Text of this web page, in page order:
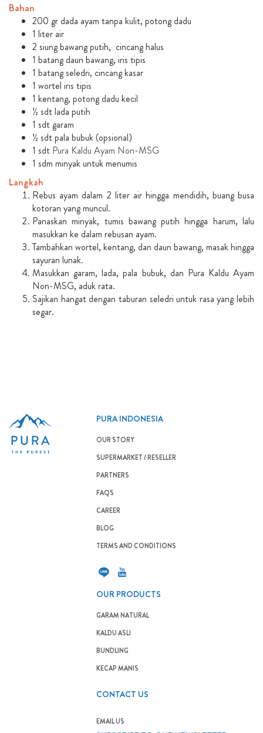
Bahan
200 gr dada ayam tanpa kulit, potong dadu
1 liter air
2 siung bawang putih, cincang halus
1 batang daun bawang, iris tipis
1 batang seledri, cincang kasar
1 wortel iris tipis
1 kentang, potong dadu kecil
½ sdt lada putih
1 sdt garam
½ sdt pala bubuk (opsional)
1 sdt Pura Kaldu Ayam Non-MSG
1 sdm minyak untuk menumis
Langkah
Rebus ayam dalam 2 liter air hingga mendidih, buang busa
kotoran yang muncul.
Panaskan minyak, tumis bawang putih hingga harum, lalu
masukkan ke dalam rebusan ayam.
Tambahkan wortel, kentang, dan daun bawang, masak hingga
sayuran lunak.
Masukkan garam, lada, pala bubuk, dan Pura Kaldu Ayam
Non-MSG, aduk rata.
Sajikan hangat dengan taburan seledri untuk rasa yang lebih
segar.
PURA INDONESIA
OUR STORY
SUPERMARKET / RESELLER
PARTNERS
FAQS
CAREER
BLOG
TERMS AND CONDITIONS
OUR PRODUCTS
GARAM NATURAL
KALDU ASLI
BUNDLING
KECAP MANIS
CONTACT US
EMAIL US